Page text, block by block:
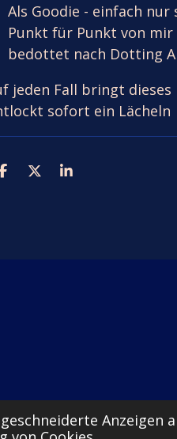
Anzeigen
Als Goodie - einfach nur
Punkt für Punkt von mir
bedottet nach Dotting
jeden Fall bringt dieses
sofort ein Lächeln
T
T
T